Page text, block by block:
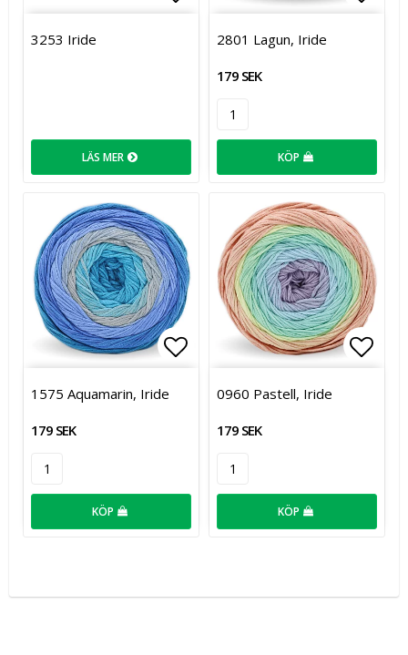
Lägg till i favoritlistan
3253 Iride
LÄS MER
2801 Lagun, Iride
179 SEK
KÖP
Lägg till i favoritlistan
1575 Aquamarin, Iride
179 SEK
KÖP
0960 Pastell, Iride
179 SEK
KÖP